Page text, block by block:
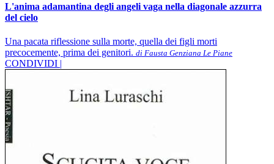
L'anima adamantina degli angeli vaga nella diagonale azzurra
del cielo
Una pacata riflessione sulla morte, quella dei figli morti
precocemente, prima dei genitori. di Fausta Genziana Le Piane
CONDIVIDI |